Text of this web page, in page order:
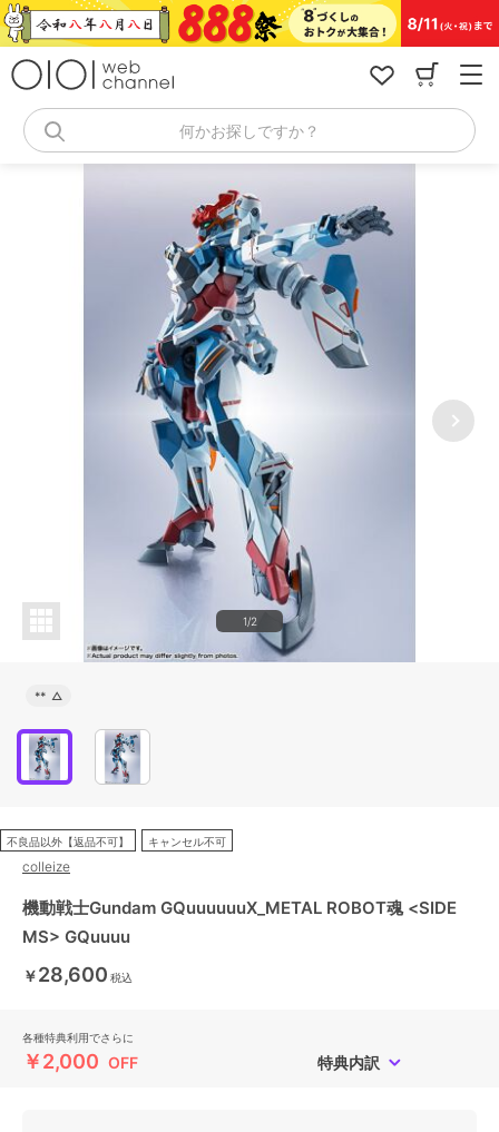
コ
ン
何かお探しですか？
1/2
** △
不良品以外【返品不可】 キャンセル不可
colleize
機動戦士Gundam GQuuuuuuX_METAL ROBOT魂 <SIDE
MS> GQuuuu
￥28,600 税込
各種特典利用でさらに
￥2,000 OFF 特典内訳